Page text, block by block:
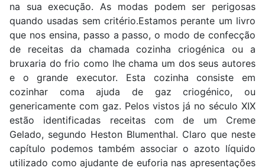
na sua execução. As modas podem ser perigosas
quando usadas sem critério.Estamos perante um livro
que nos ensina, passo a passo, o modo de confecção
de receitas da chamada cozinha criogénica ou a
bruxaria do frio como lhe chama um dos seus autores
e o grande executor. Esta cozinha consiste em
cozinhar coma ajuda de gaz criogénico, ou
genericamente com gaz. Pelos vistos já no século XIX
estão identificadas receitas com de um Creme
Gelado, segundo Heston Blumenthal. Claro que neste
capítulo podemos também associar o azoto líquido
utilizado como ajudante de euforia nas apresentações